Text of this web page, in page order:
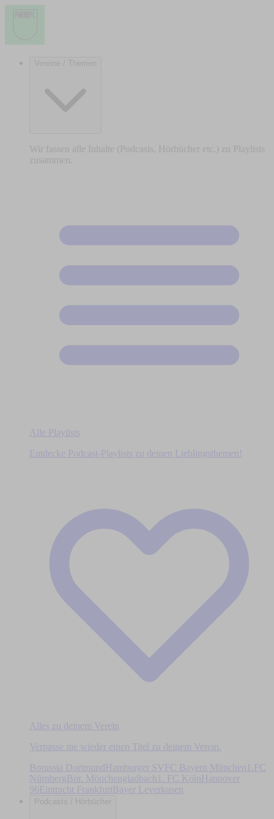
Vereine / Themen
Wir fassen alle Inhalte (Podcasts, Hörbücher etc.) zu Playlists
zusammen.
Alle Playlists
Entdecke Podcast-Playlists zu deinen Lieblingsthemen!
Alles zu deinem Verein
Verpasse nie wieder einen Titel zu deinem Verein.
Borussia DortmundHamburger SV FC Bayern München
1.FC
Nürnberg Bor. Mönchengladbach 1. FC Köln
Hannover
96Eintracht Frankfurt Bayer Leverkusen
Podcasts / Hörbücher